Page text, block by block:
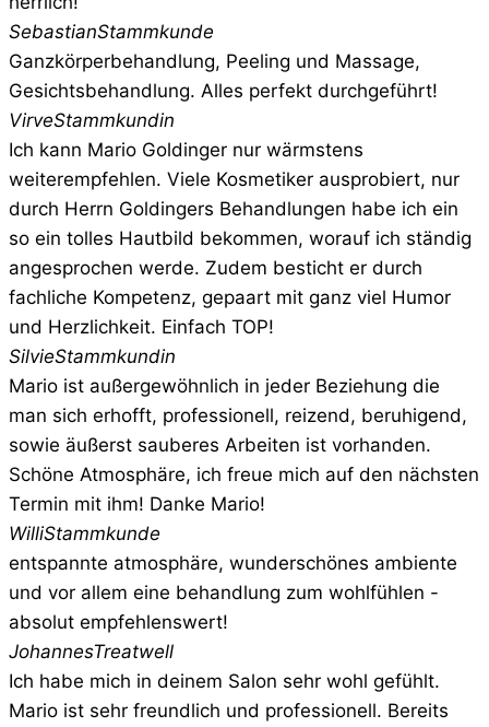
SebastianStammkunde
Ganzkörperbehandlung, Peeling und Massage,
Gesichtsbehandlung. Alles perfekt durchgeführt!
VirveStammkundin
Ich kann Mario Goldinger nur wärmstens
weiterempfehlen. Viele Kosmetiker ausprobiert, nur
durch Herrn Goldingers Behandlungen habe ich ein
so ein tolles Hautbild bekommen, worauf ich ständig
angesprochen werde. Zudem besticht er durch
fachliche Kompetenz, gepaart mit ganz viel Humor
und Herzlichkeit. Einfach TOP!
SilvieStammkundin
Mario ist außergewöhnlich in jeder Beziehung die
man sich erhofft, professionell, reizend, beruhigend,
sowie äußerst sauberes Arbeiten ist vorhanden.
Schöne Atmosphäre, ich freue mich auf den nächsten
Termin mit ihm! Danke Mario!
WilliStammkunde
entspannte atmosphäre, wunderschönes ambiente
und vor allem eine behandlung zum wohlfühlen -
absolut empfehlenswert!
JohannesTreatwell
Ich habe mich in deinem Salon sehr wohl gefühlt.
Mario ist sehr freundlich und professionell. Bereits